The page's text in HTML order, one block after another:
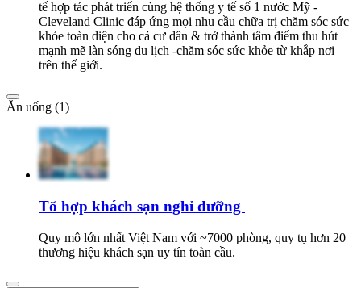
tế hợp tác phát triển cùng hệ thống y tế số 1 nước Mỹ -
Cleveland Clinic đáp ứng mọi nhu cầu chữa trị chăm sóc sức
khỏe toàn diện cho cả cư dân & trở thành tâm điểm thu hút
mạnh mẽ làn sóng du lịch -chăm sóc sức khỏe từ khắp nơi
trên thế giới.​
Ăn uống (1)
Tổ hợp khách sạn nghỉ dưỡng ​
Quy mô lớn nhất Việt Nam với ~7000 phòng, quy tụ hơn 20
thương hiệu khách sạn uy tín toàn cầu.